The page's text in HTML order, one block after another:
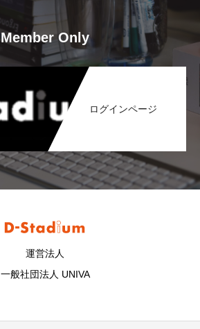
Member Only
ログインページ
運営法人
一般社団法人 UNIVA